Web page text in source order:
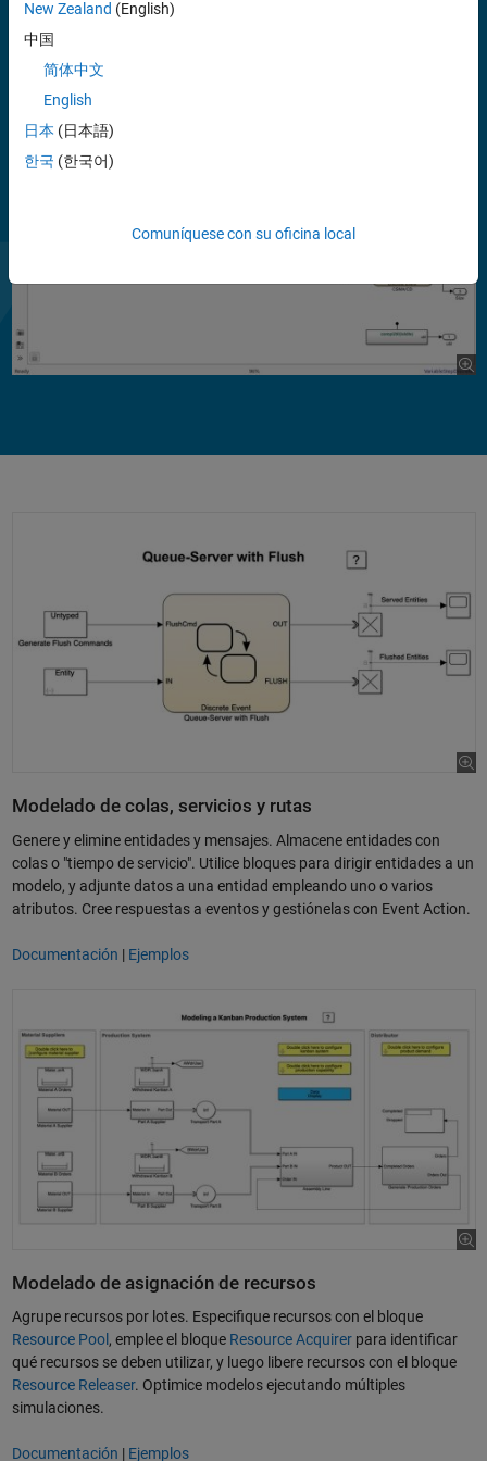
distribuido, arquitecturas de software y hardware, y redes de
comunicaciones. También puede realizar una investigación operativa
de capacidad y la gestión de la cadena de suministro.
Modelado de colas, servicios y rutas
Genere y elimine entidades y mensajes. Almacene entidades con
colas o "tiempo de servicio". Utilice bloques para dirigir entidades a un
modelo, y adjunte datos a una entidad empleando uno o varios
atributos. Cree respuestas a eventos y gestiónelas con Event Action.
Documentación | Ejemplos
Modelado de asignación de recursos
Agrupe recursos por lotes. Especifique recursos con el bloque
Resource Pool , emplee el bloque Resource Acquirerpara identificar
qué recursos se deben utilizar, y luego libere recursos con el bloque
Resource Releaser. Optimice modelos ejecutando múltiples
simulaciones.
Documentación | Ejemplos
New Zealand (English)
中国
简体中文
English
日本 (日本語)
한국 (한국어)
Comuníquese con su oficina local